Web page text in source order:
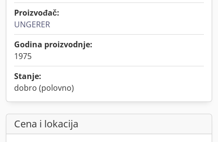
Proizvođač:
UNGERER
Godina proizvodnje:
1975
Stanje:
dobro (polovno)
Cena i lokacija